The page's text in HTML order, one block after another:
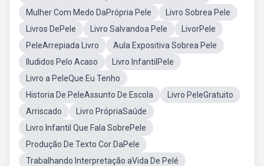
Mulher Com Medo DaPrópria Pele
Livro Sobrea Pele
Livros DePele
Livro Salvandoa Pele
LivorPele
PeleArrepiada Livro
Aula Expositiva Sobrea Pele
Iludidos Pelo Acaso
Livro InfantilPele
Livro a PeleQue Eu Tenho
Historia De PeleAssunto De Escola
Livro PeleGratuito
Arriscado
Livro PrópriaSaúde
Livro Infantil Que Fala SobrePele
Produção De Texto Cor DaPele
Trabalhando Interpretação aVida De Pelé